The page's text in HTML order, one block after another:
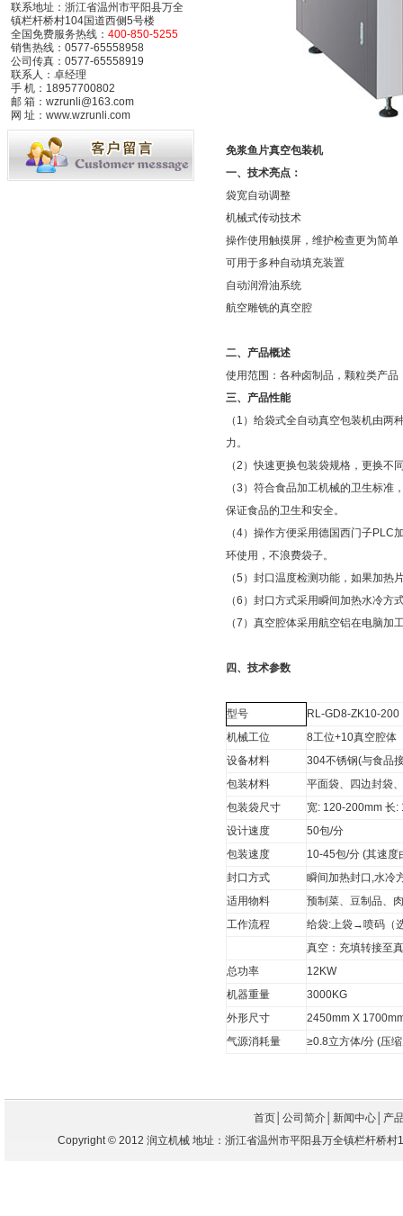
联系地址：浙江省温州市平阳县万全
镇栏杆桥村104国道西侧5号楼
全国免费服务热线： 400-850-5255
销售热线：0577-65558958
公司传真：0577-65558919
联系人：卓经理
手 机：18957700802
邮 箱：wzrunli@163.com
网 址：www.wzrunli.com
免浆鱼片真空包装机
一、技术亮点：
袋宽自动调整
机械式传动技术
操作使用触摸屏，维护检查更为简单
可用于多种自动填充装置
自动润滑油系统
航空雕铣的真空腔
二、产品概述
使用范围：各种卤制品，颗粒类产品
三、产品性能
（1）给袋式全自动真空包装机由
力。
（2）快速更换包装袋规格，更换不
（3）符合食品加工机械的卫生标
保证食品的卫生和安全。
（4）操作方便采用德国西门子
环使用，不浪费袋子。
（5）封口温度检测功能，如果加热
（6）封口方式采用瞬间加热水冷方
（7）真空腔体采用航空铝在电脑
四、 技术参数
型号
RL-GD8-ZK10-200
机械工位
8工位+10真空腔体
设备材料
304不锈钢(与食品
包装材料
平面袋、四边封袋
包装袋尺寸
宽: 120-200mm 长:
设计速度
50包/分
包装速度
10-45包/分 (其速度
封口方式
瞬间加热封口,水冷
适用物料
预制菜、豆制品、
工作流程
给袋:上袋→喷码（
真空：充填转接至
总功率
12KW
机器重量
3000KG
外形尺寸
2450mm X
气源消耗量
≥0.8立方体/分 (压
首页 公司简介 新闻中心
产
Copyright©2012 润立机械 地址：浙江省温州市平阳县万全镇栏杆桥